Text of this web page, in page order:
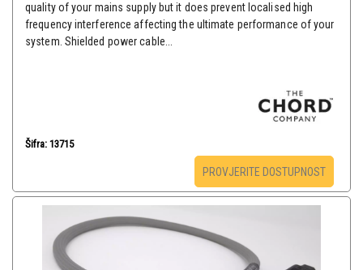
quality of your mains supply but it does prevent localised high
frequency interference affecting the ultimate performance of your
system. Shielded power cable...
Šifra: 13715
PROVJERITE DOSTUPNOST